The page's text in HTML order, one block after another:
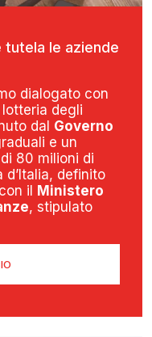
le aziende
dialogato con
degli
dal Governo
e un
80 milioni di
definito
il
Ministero
, stipulato